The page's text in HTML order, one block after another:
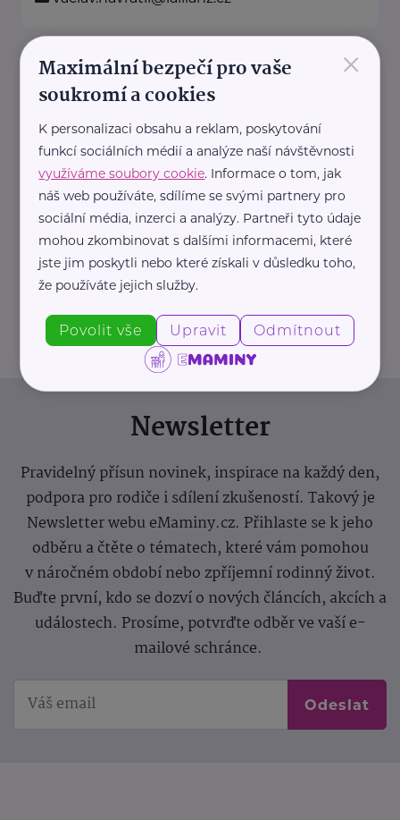
Allianz pojišťovna, a. s.
Štefánikova 10/19 Kutná Hora
Na našich obchodních místech
najdete vždy profesionála, který
vám rád poradí a pomůže.
https://www.allianz.cz/cs_CZ/pobocky-
a-poradci/0789-Navratil.html
+420 603 263 627
vaclav.navratil@iallianz.cz
Newsletter
Pravidelný přísun novinek, inspirace na každý den,
podpora pro rodiče i sdílení zkušeností. Takový je
Newsletter webu eMaminy.cz. Přihlaste se k jeho
odběru a čtěte o tématech, které vám pomohou
v náročném období nebo zpříjemní rodinný život.
Buďte první, kdo se dozví o nových článcích, akcích a
událostech. Prosíme, potvrďte odběr ve vaší e-
mailové schránce.
Odeslat
×
Maximální bezpečí pro vaše
soukromí a cookies
K personalizaci obsahu a reklam, poskytování
funkcí sociálních médií a analýze naší návštěvnosti
využíváme soubory cookie. Informace o tom, jak
náš web používáte, sdílíme se svými partnery pro
sociální média, inzerci a analýzy. Partneři tyto údaje
mohou zkombinovat s dalšími informacemi, které
jste jim poskytli nebo které získali v důsledku toho,
že používáte jejich služby.
Povolit vše Upravit Odmítnout